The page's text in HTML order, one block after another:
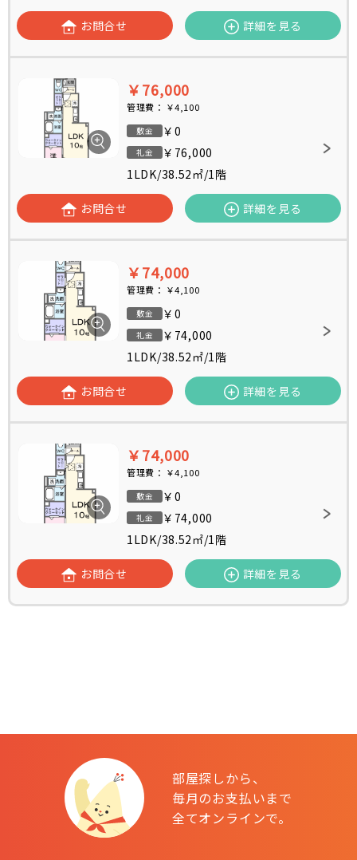
お問合せ 詳細を見る
￥76,000
管理費： ￥4,100
敷金 ￥0
礼金
￥76,000
1LDK/38.52㎡/1階
お問合せ 詳細を見る
￥74,000
管理費： ￥4,100
敷金 ￥0
礼金
￥74,000
1LDK/38.52㎡/1階
お問合せ 詳細を見る
￥74,000
管理費： ￥4,100
敷金 ￥0
礼金
￥74,000
1LDK/38.52㎡/1階
お問合せ 詳細を見る
部屋探しから、
毎月のお支払いまで
全てオンラインで。